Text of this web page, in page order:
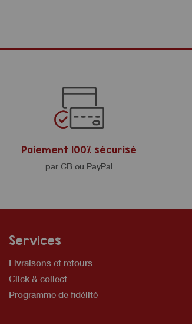
Paiement 100% sécurisé
par CB ou PayPal
Services
Livraisons et retours
Click & collect
Programme de fidélité